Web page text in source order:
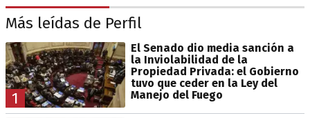
Más leídas de Perfil
1
El Senado dio media sanción a
la Inviolabilidad de la
Propiedad Privada: el Gobierno
tuvo que ceder en la Ley del
Manejo del Fuego